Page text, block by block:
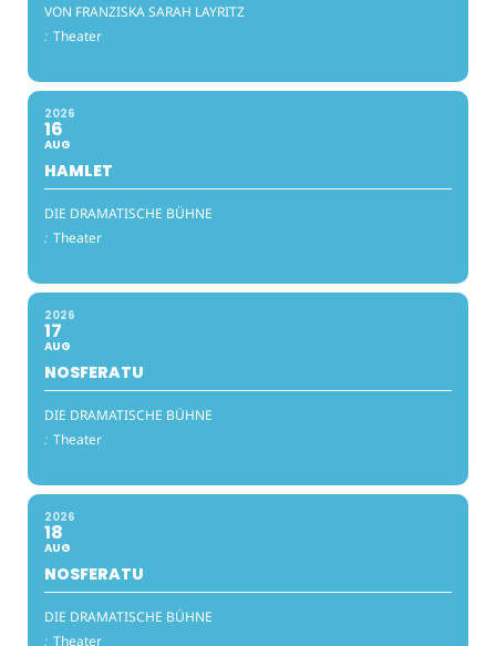
VON FRANZISKA SARAH LAYRITZ
: Theater
2026
16
AUG
HAMLET
DIE DRAMATISCHE BÜHNE
: Theater
2026
17
AUG
NOSFERATU
DIE DRAMATISCHE BÜHNE
: Theater
2026
18
AUG
NOSFERATU
DIE DRAMATISCHE BÜHNE
: Theater